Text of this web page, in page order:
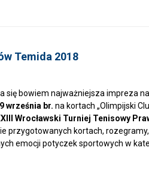
Temida 2018
się bowiem najważniejsza impreza
września br. na kortach „Olimpijski
Wrocławski Turniej Tenisowy
przygotowanych kortach,
emocji potyczek sportowych w